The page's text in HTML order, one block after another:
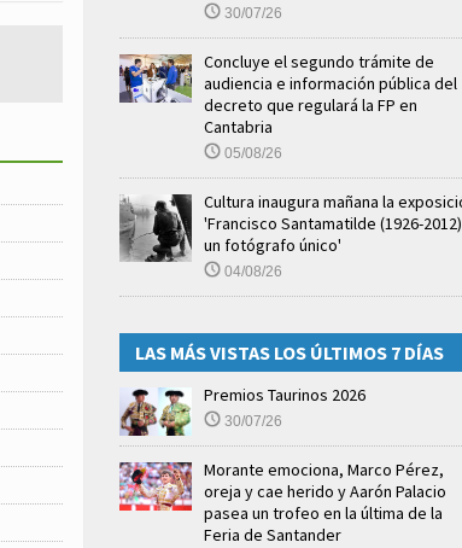
30/07/26
Concluye el segundo trámite de
audiencia e información pública del
decreto que regulará la FP en
Cantabria
05/08/26
Cultura inaugura mañana la
'Francisco Santamatilde (1926-2012)
un fotógrafo único'
04/08/26
LAS MÁS VISTAS LOS ÚLTIMOS 7 DÍAS
Premios Taurinos 2026
30/07/26
Morante emociona, Marco Pérez,
oreja y cae herido y Aarón Palacio
pasea un trofeo en la última de la
Feria de Santander